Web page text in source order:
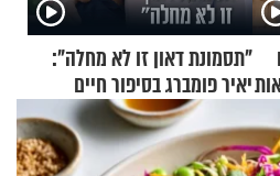
"תסמונת דאון זו לא מחלה":
יאיר פומברג בסיפור חיים
מעורר השראה